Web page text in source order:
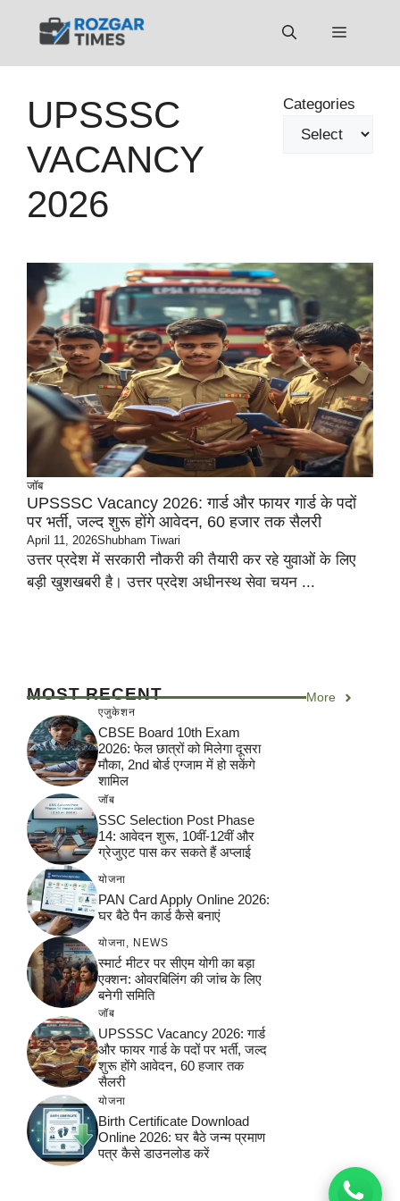
Menu
UPSSSC
VACANCY
2026
Categories
जॉब
UPSSSC Vacancy 2026: गार्ड और फायर गार्ड के पदों
पर भर्ती, जल्द शुरू होंगे आवेदन, 60 हजार तक सैलरी
April 11, 2026Shubham Tiwari
उत्तर प्रदेश में सरकारी नौकरी की तैयारी कर रहे युवाओं के लिए
बड़ी खुशखबरी है। उत्तर प्रदेश अधीनस्थ सेवा चयन ...
MOST RECENT More
एजुकेशन
CBSE Board 10th Exam
2026: फेल छात्रों को मिलेगा दूसरा
मौका, 2nd बोर्ड एग्जाम में हो सकेंगे
शामिल
जॉब
SSC Selection Post Phase
14: आवेदन शुरू, 10वीं-12वीं और
ग्रेजुएट पास कर सकते हैं अप्लाई
योजना
PAN Card Apply Online 2026:
घर बैठे पैन कार्ड कैसे बनाएं
योजना NEWS
स्मार्ट मीटर पर सीएम योगी का बड़ा
एक्शन: ओवरबिलिंग की जांच के लिए
बनेगी समिति
जॉब
UPSSSC Vacancy 2026: गार्ड
और फायर गार्ड के पदों पर भर्ती, जल्द
शुरू होंगे आवेदन, 60 हजार तक
सैलरी
योजना
Birth Certificate Download
Online 2026: घर बैठे जन्म प्रमाण
पत्र कैसे डाउनलोड करें